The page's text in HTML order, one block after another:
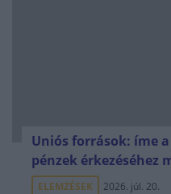
Uniós források: íme
pénzek érkezéséhez
ELEMZÉSEK 2026. júl. 20.